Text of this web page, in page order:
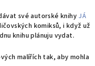
své autorské knihy JÁ
komiksů, i když už
knihu plánuju vydat.
malířích tak, aby mohla